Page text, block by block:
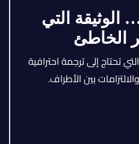
الوثيقة التي
الخاطئ
تحتاج إلى ترجمة احترافية
بين الأطراف.